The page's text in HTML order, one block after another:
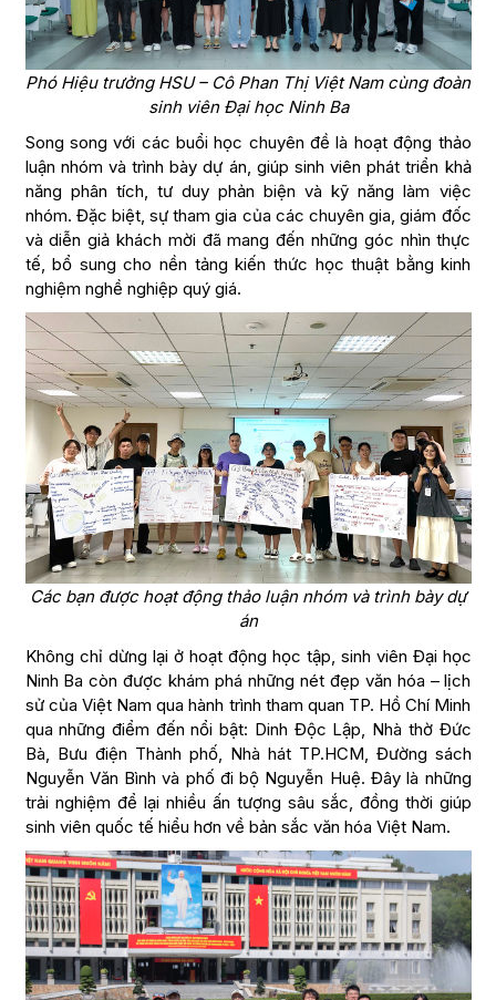
Phó Hiệu trưởng HSU – Cô Phan Thị Việt Nam cùng đoàn
sinh viên Đại học Ninh Ba
Song song với các buổi học chuyên đề là hoạt động thảo
luận nhóm và trình bày dự án, giúp sinh viên phát triển khả
năng phân tích, tư duy phản biện và kỹ năng làm việc
nhóm. Đặc biệt, sự tham gia của các chuyên gia, giám đốc
và diễn giả khách mời đã mang đến những góc nhìn thực
tế, bổ sung cho nền tảng kiến thức học thuật bằng kinh
nghiệm nghề nghiệp quý giá.
Các bạn được hoạt động thảo luận nhóm và trình bày dự
án
Không chỉ dừng lại ở hoạt động học tập, sinh viên Đại học
Ninh Ba còn được khám phá những nét đẹp văn hóa – lịch
sử của Việt Nam qua hành trình tham quan TP. Hồ Chí Minh
qua những điểm đến nổi bật: Dinh Độc Lập, Nhà thờ Đức
Bà, Bưu điện Thành phố, Nhà hát TP.HCM, Đường sách
Nguyễn Văn Bình và phố đi bộ Nguyễn Huệ. Đây là những
trải nghiệm để lại nhiều ấn tượng sâu sắc, đồng thời giúp
sinh viên quốc tế hiểu hơn về bản sắc văn hóa Việt Nam.